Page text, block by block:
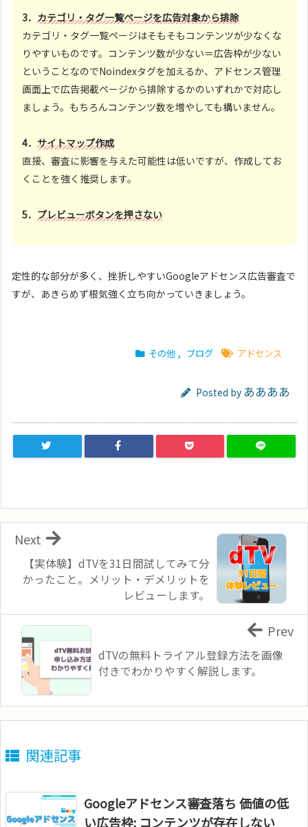
3． カテゴリ・タグ一覧ページを広告対象から排除
カテゴリ・タグ一覧ページはそもそもコンテンツが少なくな
りやすいものです。コンテンツ数が少ない＝広告枠が少ない
ということなのでNoindexタグを加えるか、アドセンス管理
画面上で広告掲載ページから排除するかのいずれかで対応し
ましょう。もちろんコンテンツ数を増やしても構いません。
4． サイトマップ作成
直接、審査に影響を与えた可能性は低いですが、作成してお
くことを強く推奨します。
5． プレビューボタンを押さない
定性的な部分が多く、挫折しやすいGoogleアドセンス広告審査で
すが、あきらめず根気強く立ち向かっていきましょう。
その他 , ブログ アドセンス
Posted by ああああ
【実体験】dTVを31日間試してみて分
かったこと。メリット・デメリットを
レビューします。
Next
dTVの無料トライアル登録方法を画像
付きでわかりやすく解説します。
Prev
関連記事
Googleアドセンス審査落ち 価値の低
い広告枠: コンテンツが存在しない